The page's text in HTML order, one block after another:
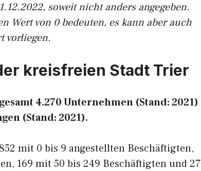
soweit nicht anders angegeben.
Wert von 0 bedeuten, es kann aber auch
vorliegen.
kreisfreien Stadt Trier
4.270 Unternehmen (Stand: 2021)
(Stand: 2021).
mit 0 bis 9 angestellten Beschäftigten,
169 mit 50 bis 249 Beschäftigten und 27